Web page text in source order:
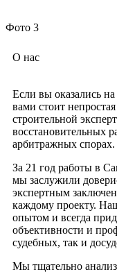
Фото 3
О нас
Если вы оказались
вами стоит
строительной
восстановительных
арбитражных спорах.
За 21 год работы в
мы заслужили
экспертным
каждому проекту.
опытом и всегда
объективности и
судебных, так и
Мы тщательно